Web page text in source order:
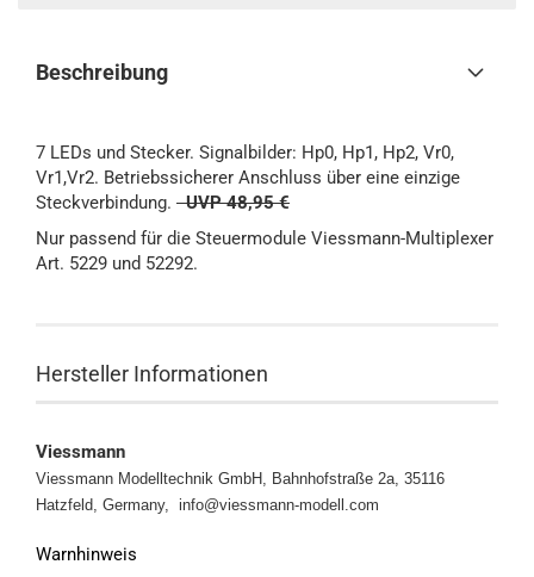
Beschreibung
7 LEDs und Stecker. Signalbilder: Hp0, Hp1, Hp2, Vr0,
Vr1,Vr2. Betriebssicherer Anschluss über eine einzige
Steckverbindung. UVP 48,95 €
Nur passend für die Steuermodule Viessmann-Multiplexer
Art. 5229 und 52292.
Hersteller Informationen
Viessmann
Viessmann Modelltechnik GmbH, Bahnhofstraße 2a, 35116
Hatzfeld, Germany, info@viessmann-modell.com
Warnhinweis